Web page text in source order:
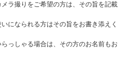
ラ撮りをご希望の方は、その旨を記載
になられる方はその旨をお書き添えく
っしゃる場合は、その方のお名前もお